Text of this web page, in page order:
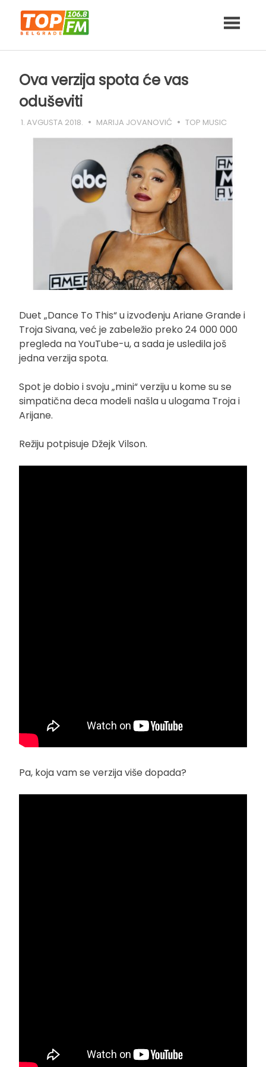
content
Ova verzija spota će vas
oduševiti
1. AVGUSTA 2018. MARIJA JOVANOVIĆ TOP MUSIC
Duet „Dance To This“ u izvođenju Ariane Grande i
Troja Sivana, već je zabeležio preko 24 000 000
pregleda na YouTube-u, a sada je usledila još
jedna verzija spota.
Spot je dobio i svoju „mini“ verziju u kome su se
simpatična deca modeli našla u ulogama Troja i
Arijane.
Režiju potpisuje Džejk Vilson.
Pa, koja vam se verzija više dopada?